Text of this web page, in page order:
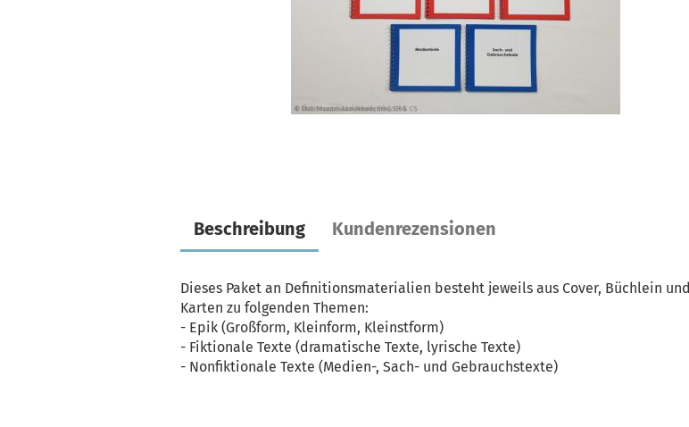
Beschreibung Kundenrezensionen
Dieses Paket an Definitionsmaterialien besteht jeweils aus Cover, Büchlein und
Karten zu folgenden Themen:
- Epik (Großform, Kleinform, Kleinstform)
- Fiktionale Texte (dramatische Texte, lyrische Texte)
- Nonfiktionale Texte (Medien-, Sach- und Gebrauchstexte)